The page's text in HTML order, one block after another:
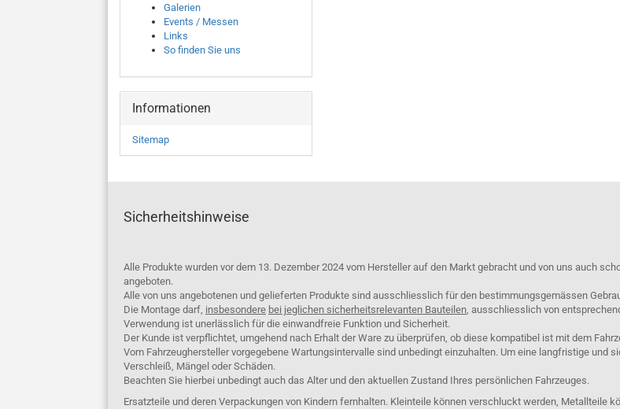
Galerien
Events / Messen
Links
So finden Sie uns
Informationen
Sitemap
Sicherheitshinweise
Alle Produkte wurden vor dem 13. Dezember 2024 vom Hersteller auf den Markt gebracht und von uns auch
angeboten.
Alle von uns angebotenen und gelieferten Produkte sind ausschliesslich für den bestimmungsgemässen
Die Montage darf, insbesondere bei jeglichen sicherheitsrelevanten Bauteilen, ausschliesslich von
Verwendung ist unerlässlich für die einwandfreie Funktion und Sicherheit.
Der Kunde ist verpflichtet, umgehend nach Erhalt der Ware zu überprüfen, ob diese kompatibel ist mit dem
Vom Fahrzeughersteller vorgegebene Wartungsintervalle sind unbedingt einzuhalten. Um eine langfristige und
Verschleiß, Mängel oder Schäden.
Beachten Sie hierbei unbedingt auch das Alter und den aktuellen Zustand Ihres persönlichen Fahrzeuges.
Ersatzteile und deren Verpackungen von Kindern fernhalten. Kleinteile können verschluckt werden, Metallteile